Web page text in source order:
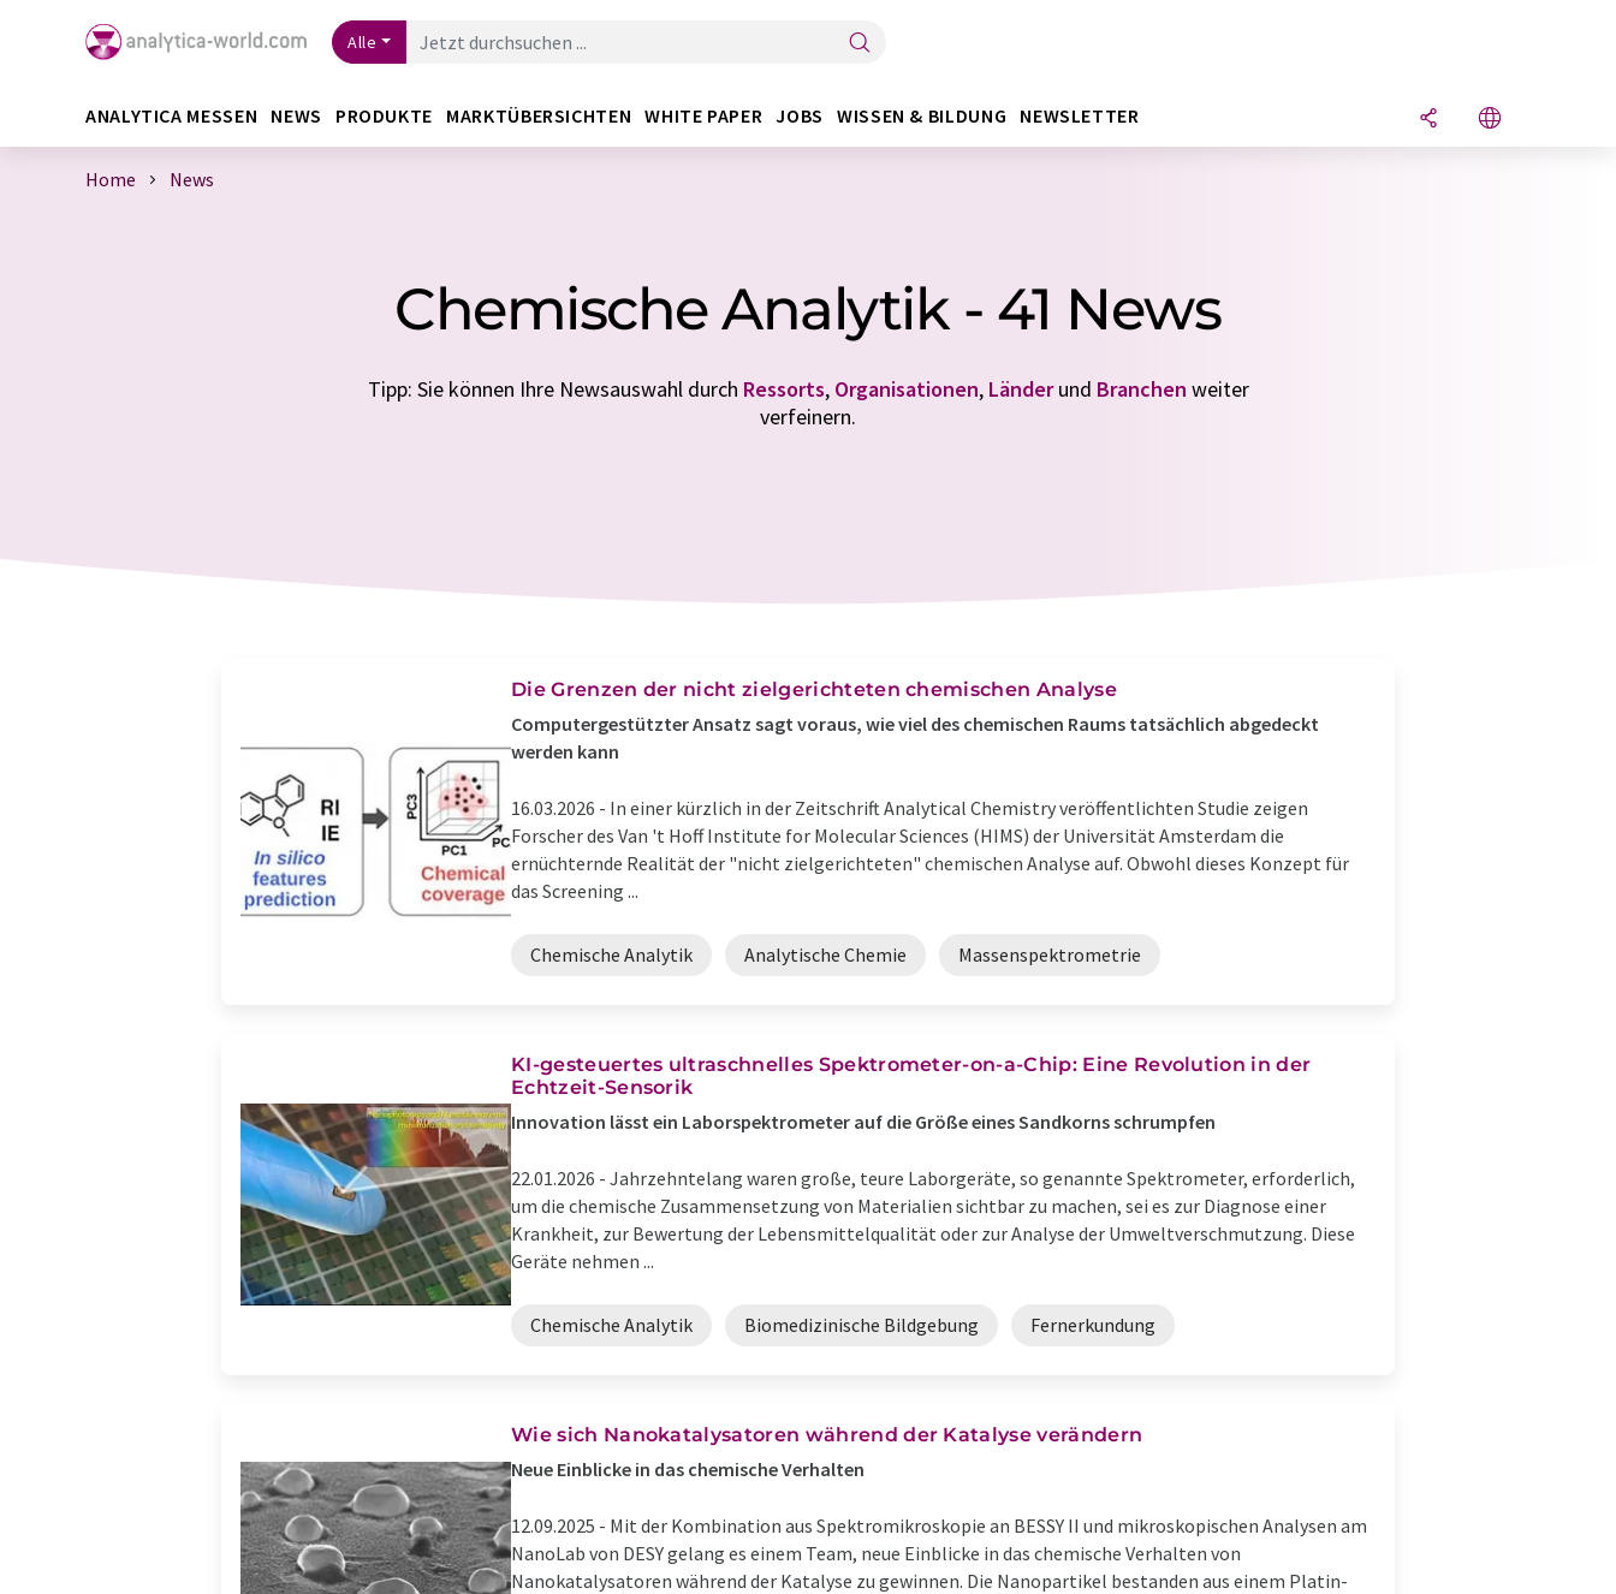
Alle
ANALYTICA MESSEN NEWS PRODUKTE MARKTÜBERSICHTEN WHITE PAPER JOBS WISSEN & BILDUNG NEWSLETTER
Home News
Chemische Analytik - 41 News
Tipp: Sie können Ihre Newsauswahl durch Ressorts, Organisationen, Länderund Branchen weiter
verfeinern.
Die Grenzen der nicht zielgerichteten chemischen Analyse
Computergestützter Ansatz sagt voraus, wie viel des chemischen Raums tatsächlich abgedeckt
werden kann
16.03.2026 - In einer kürzlich in der Zeitschrift Analytical Chemistry veröffentlichten Studie zeigen
Forscher des Van 't Hoff Institute for Molecular Sciences (HIMS) der Universität Amsterdam die
ernüchternde Realität der "nicht zielgerichteten" chemischen Analyse auf. Obwohl dieses Konzept für
das Screening ...
Chemische Analytik Analytische Chemie Massenspektrometrie
KI-gesteuertes ultraschnelles Spektrometer-on-a-Chip: Eine Revolution in der
Echtzeit-Sensorik
Innovation lässt ein Laborspektrometer auf die Größe eines Sandkorns schrumpfen
22.01.2026 - Jahrzehntelang waren große, teure Laborgeräte, so genannte Spektrometer, erforderlich,
um die chemische Zusammensetzung von Materialien sichtbar zu machen, sei es zur Diagnose einer
Krankheit, zur Bewertung der Lebensmittelqualität oder zur Analyse der Umweltverschmutzung. Diese
Geräte nehmen ...
Chemische Analytik Biomedizinische Bildgebung Fernerkundung
Wie sich Nanokatalysatoren während der Katalyse verändern
Neue Einblicke in das chemische Verhalten
12.09.2025 - Mit der Kombination aus Spektromikroskopie an BESSY II und mikroskopischen Analysen am
NanoLab von DESY gelang es einem Team, neue Einblicke in das chemische Verhalten von
Nanokatalysatoren während der Katalyse zu gewinnen. Die Nanopartikel bestanden aus einem Platin-